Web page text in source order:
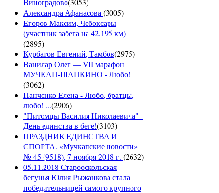
Виноградово(3053)
Александра Афанасова(3005)
Егоров Максим, Чебоксары
(участник забега на 42,195 км)
(2895)
Курбатов Евгений, Тамбов(2975)
Ванилар Олег — VII марафон
МУЧКАП-ШАПКИНО - Любо!
(3062)
Панченко Елена - Любо, братцы,
любо! ...(2906)
"Питомцы Василия Николаевича" -
День единства в беге!(3103)
ПРАЗДНИК ЕДИНСТВА И
СПОРТА. «Мучкапские новости»
№ 45 (9518), 7 ноября 2018 г. (2632)
05.11.2018 Старооскольская
бегунья Юлия Рыжанкова стала
победительницей самого крупного